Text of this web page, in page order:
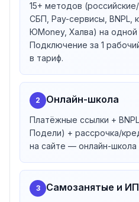
приложением «Мой налог»
Решения подходят для
сезонного бизнеса и
Инструменты для роста
Оплата частями (BNPL)
Иностранные карты
международных продаж
Маркированные товары—
передача в «Честный ЗНАК»
Оплата в приложениях—
нативной интеграции
Холдирование средств
счёте клиента
15+ методов
СБП, Pay-сервисы, BNPL,
ЮMoney, Халва) на одной
Подключение за 1
в тариф.
2 Онлайн-школа
Платёжные ссылки +
Подели) + рассрочка/
на сайте — онлайн-школа
3 Самозанятые и